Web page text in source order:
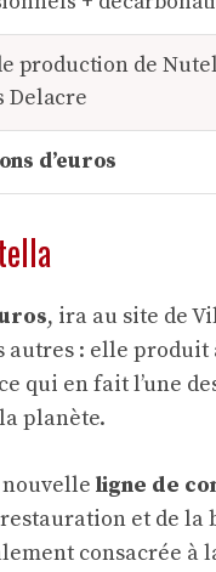
production de
Delacre
d’euros
, ira au site de
autres : elle
qui en fait l’une
planète.
nouvelle ligne de
et de la
consacrée à